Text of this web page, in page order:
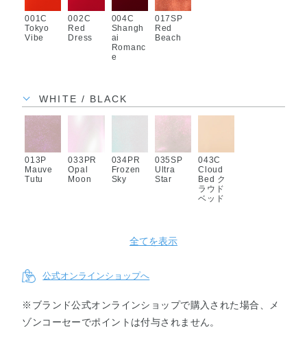
001C
Tokyo
Vibe
002C
Red
Dress
004C
Shangh
ai
Romanc
e
017SP
Red
Beach
WHITE / BLACK
013P
Mauve
Tutu
033PR
Opal
Moon
034PR
Frozen
Sky
035SP
Ultra
Star
043C
Cloud
Bed ク
ラウド
ベッド
全てを表示
公式オンラインショップへ
※ブランド公式オンラインショップで購入された場合、メ
ゾンコーセーでポイントは付与されません。